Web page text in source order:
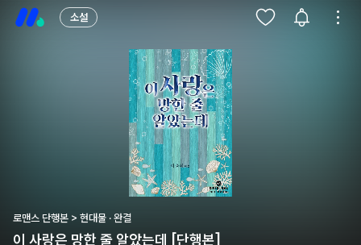
소설
로맨스 단행본 > 현대물 · 완결
이 사랑은 망한 줄 알았는데 [단행본]